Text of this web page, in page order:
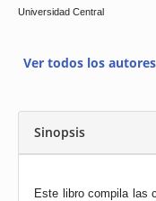
Universidad Central
Ver todos los autores
Sinopsis
Este libro compila las